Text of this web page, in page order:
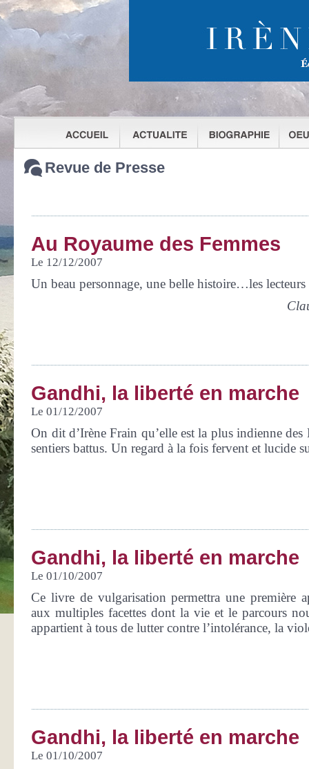
Revue de Presse
Au Royaume des Femmes
Le 12/12/2007
Un beau personnage, une belle histoire…les
Gandhi, la liberté en marche
Le 01/12/2007
On dit d’Irène Frain qu’elle est la plus indienne
sentiers battus. Un regard à la fois fervent et lucide
Gandhi, la liberté en marche
Le 01/10/2007
Ce livre de vulgarisation permettra une première
aux multiples facettes dont la vie et le parcours
appartient à tous de lutter contre l’intolérance, la
Gandhi, la liberté en marche
Le 01/10/2007